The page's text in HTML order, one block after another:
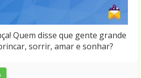
Quem disse que gente grande
sorrir, amar e sonhar?